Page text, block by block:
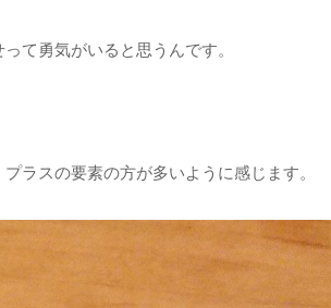
て勇気がいると思うんです。
ラスの要素の方が多いように感じます。